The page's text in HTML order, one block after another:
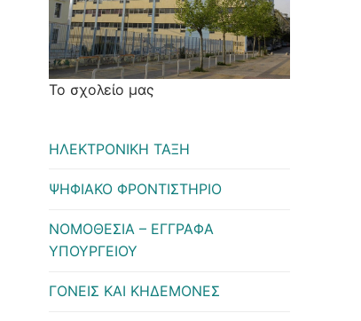
Το σχολείο μας
ΗΛΕΚΤΡΟΝΙΚΗ ΤΑΞΗ
ΨΗΦΙΑΚΟ ΦΡΟΝΤΙΣΤΗΡΙΟ
ΝΟΜΟΘΕΣΙΑ – ΕΓΓΡΑΦΑ
ΥΠΟΥΡΓΕΙΟΥ
ΓΟΝΕΙΣ ΚΑΙ ΚΗΔΕΜΟΝΕΣ